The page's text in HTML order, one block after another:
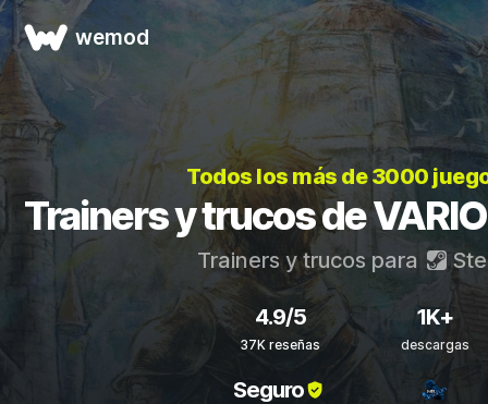
wemod
Todos los más de 3000
Trainers y trucos de
Trainers y trucos para
4.9/5
37K reseñas
1K+
descargas
Seguro